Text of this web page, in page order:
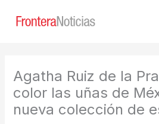
Agatha Ruiz de la
color las uñas de
nueva colección de